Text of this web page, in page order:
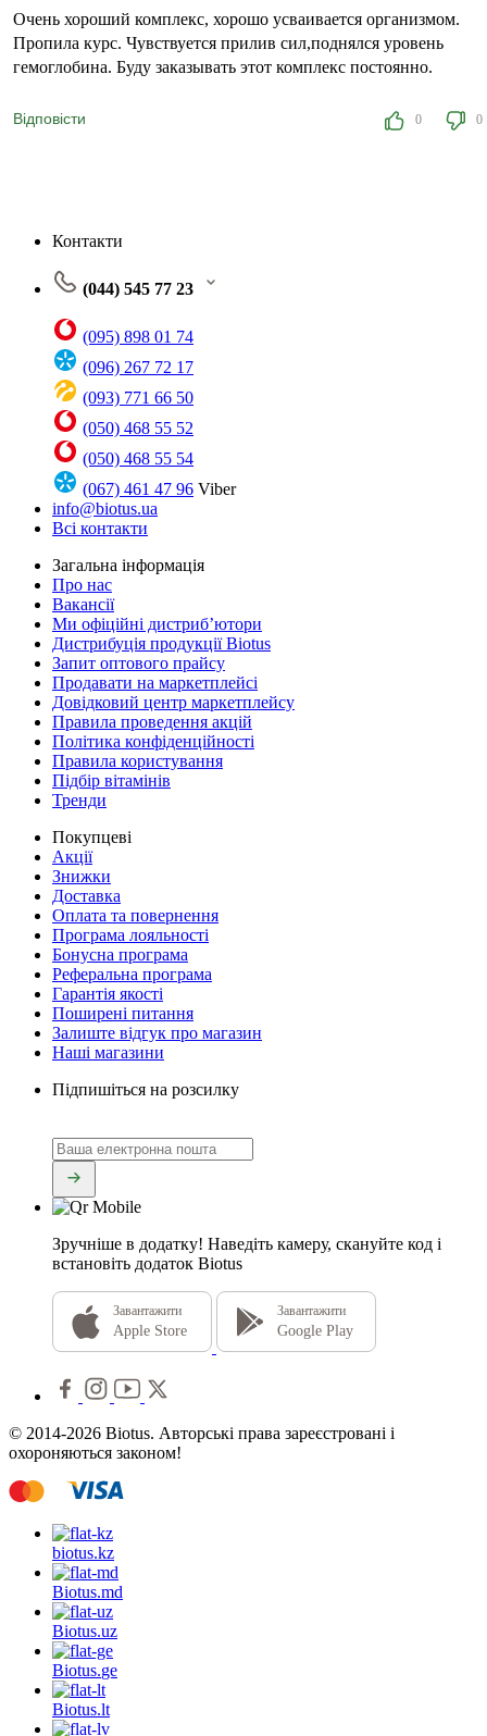
Очень хороший комплекс, хорошо усваивается организмом.
Пропила курс. Чувствуется прилив сил,поднялся уровень
гемоглобина. Буду заказывать этот комплекс постоянно.
Відповісти 0 0
Контакти
(044) 545 77 23
(095) 898 01 74
(096) 267 72 17
(093) 771 66 50
(050) 468 55 52
(050) 468 55 54
(067) 461 47 96 Viber
info@biotus.ua
Всі контакти
Загальна інформація
Про нас
Вакансії
Ми офіційні дистриб’ютори
Дистрибуція продукції Biotus
Запит оптового прайсу
Продавати на маркетплейсі
Довідковий центр маркетплейсу
Правила проведення акцій
Політика конфіденційності
Правила користування
Підбір вітамінів
Тренди
Покупцеві
Акції
Знижки
Доставка
Оплата та повернення
Програма лояльності
Бонусна програма
Реферальна програма
Гарантія якості
Поширені питання
Залиште відгук про магазин
Наші магазини
Підпишіться на розсилку
Зручніше в додатку! Наведіть камеру, скануйте код і
встановіть додаток Biotus
Завантажити
Apple Store
Завантажити
Google Play
© 2014-2026 Biotus. Авторські права зареєстровані і
охороняються законом!
biotus.kz
Biotus.md
Biotus.uz
Biotus.ge
Biotus.lt